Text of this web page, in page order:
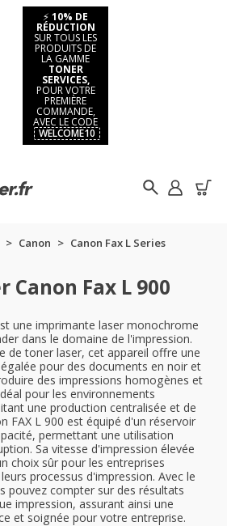
⚡ 10% DE
RÉDUCTION
SUR TOUS LES
PRODUITS DE
LA GAMME
TONER
SERVICES,
POUR VOTRE
PREMIÈRE
COMMANDE,
AVEC LE CODE
WELCOME10
Canon
Canon Fax L Series
Canon Fax L 900
une imprimante laser monochrome
dans le domaine de l'impression.
de toner laser, cet appareil offre une
pour des documents en noir et
des impressions homogènes et
pour les environnements
une production centralisée et de
FAX L 900 est équipé d'un réservoir
permettant une utilisation
Sa vitesse d'impression élevée
choix sûr pour les entreprises
processus d'impression. Avec le
pouvez compter sur des résultats
impression, assurant ainsi une
et soignée pour votre entreprise.